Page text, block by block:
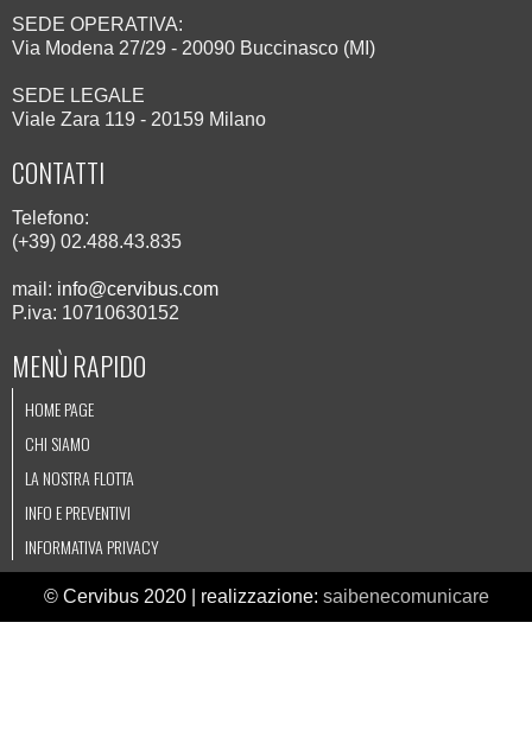
SEDE OPERATIVA:
Via Modena 27/29 - 20090 Buccinasco (MI)
SEDE LEGALE
Viale Zara 119 - 20159 Milano
CONTATTI
Telefono:
(+39) 02.488.43.835
mail: info@cervibus.com
P.iva: 10710630152
MENÙ RAPIDO
HOME PAGE
CHI SIAMO
LA NOSTRA FLOTTA
INFO E PREVENTIVI
INFORMATIVA PRIVACY
© Cervibus 2020 | realizzazione: saibenecomunicare